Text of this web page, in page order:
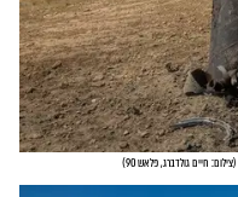
(צילום: חיים גולדברג, פלאש 90 )